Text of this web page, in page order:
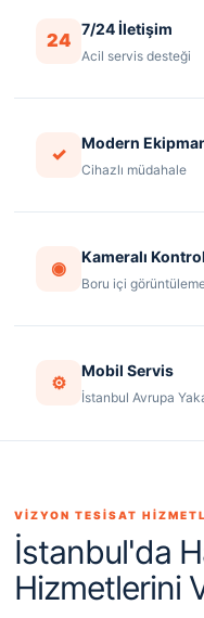
24
7/24 İletişim
Acil servis desteği
✓
Modern
Cihazlı müdahale
◉
Kameralı Kontrol
Boru içi
⚙
Mobil Servis
İstanbul Avrupa
VİZYON TESİSAT
İstanbul'da
Hizmetlerini